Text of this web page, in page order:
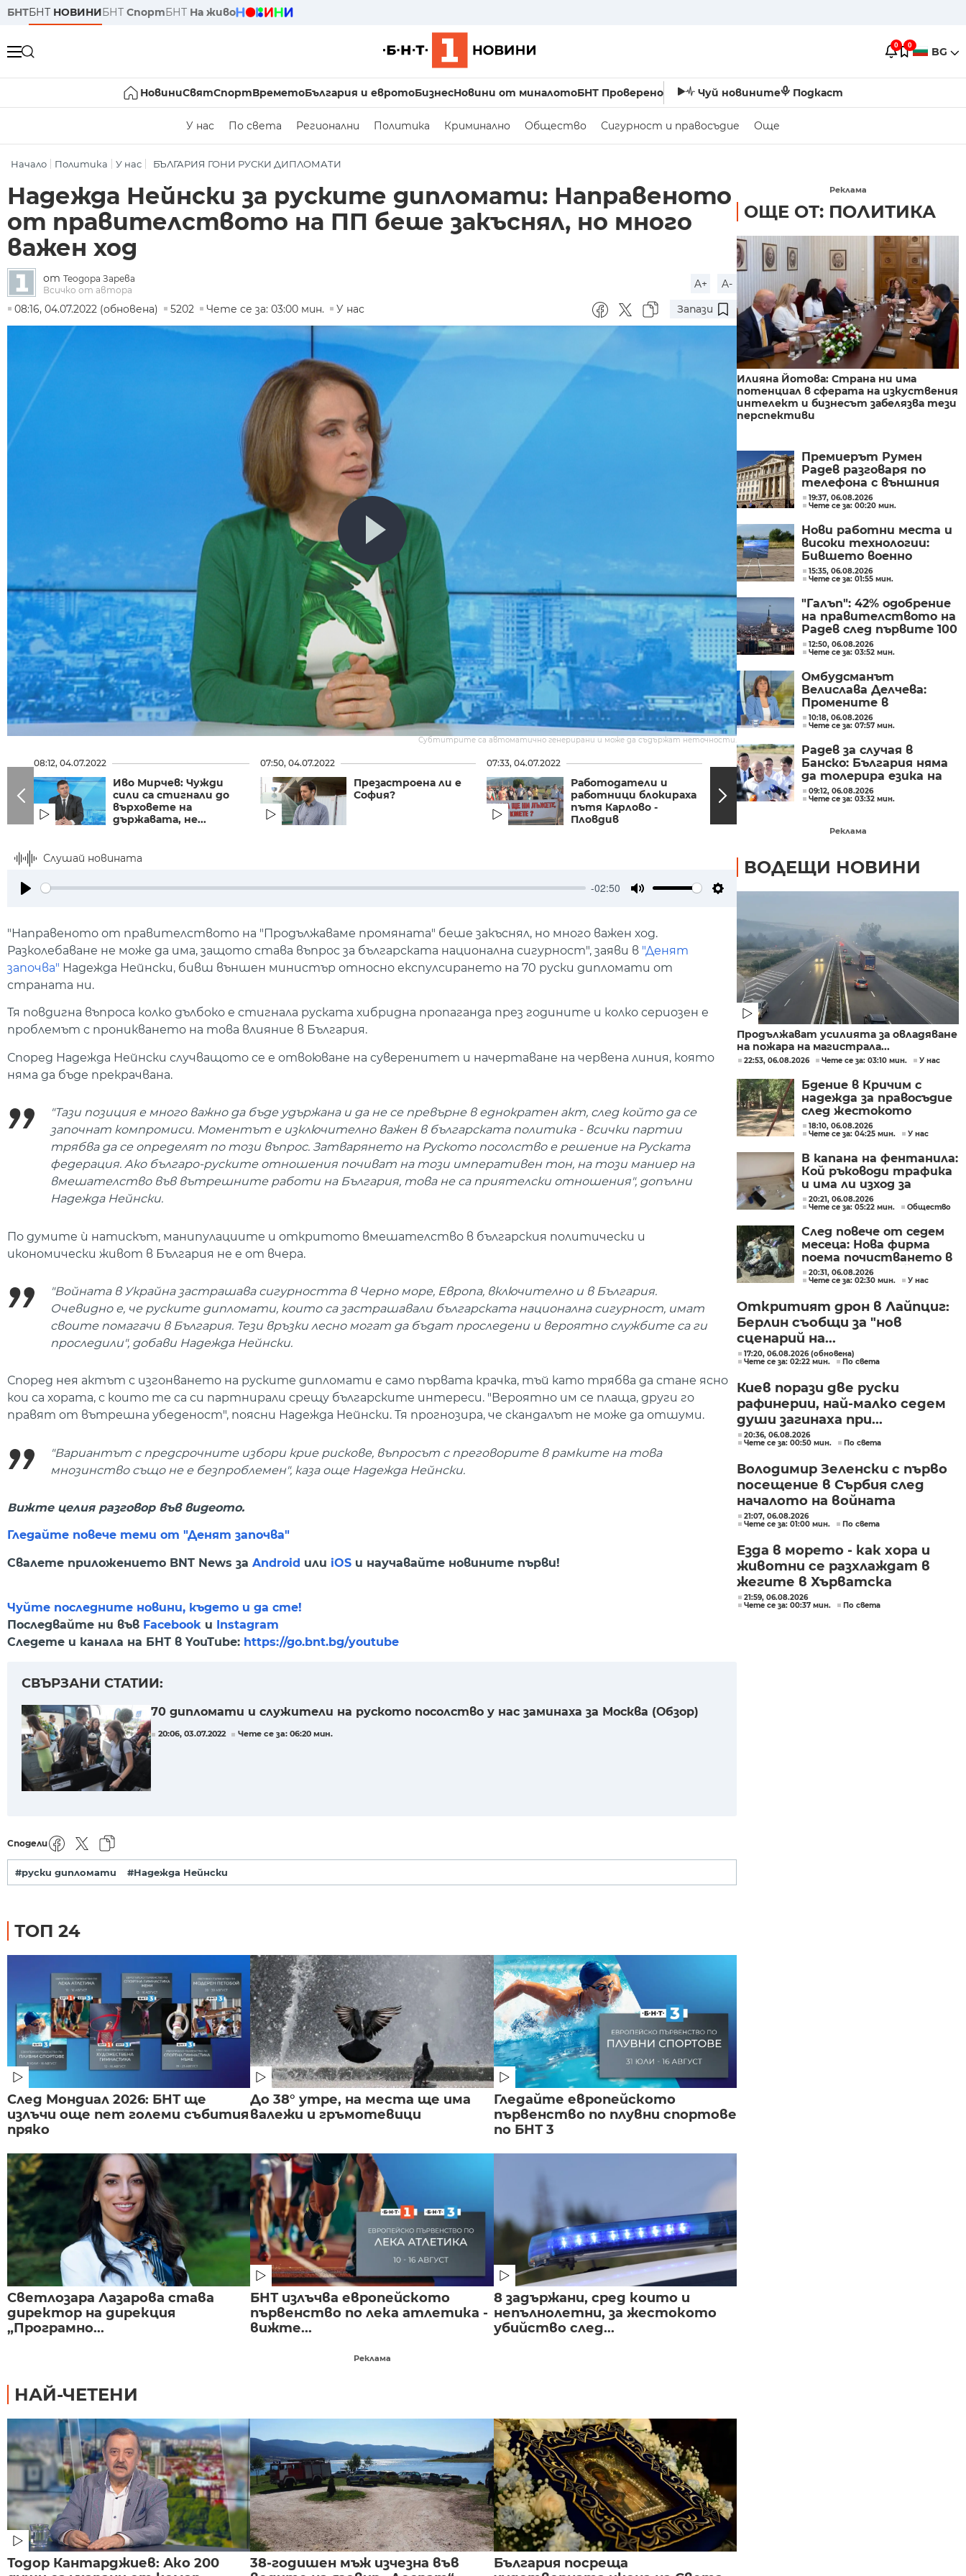
БНТБНТ НОВИНИБНТ СпортБНТ На живо
0 0 BG
НовиниСвятСпортВреметоБългария и евротоБизнесНовини от миналотоБНТ Проверено Чуй новините Подкаст
У нас По света Регионални Политика Криминално Общество Сигурност и правосъдие Още
Начало Политика У нас БЪЛГАРИЯ ГОНИ РУСКИ ДИПЛОМАТИ
Надежда Нейнски за руските дипломати: Направеното
от правителството на ПП беше закъснял, но много
важен ход
от Теодора Зарева
Всичко от автора
A+
A-
08:16, 04.07.2022 (обновена)
5202 Чете се за: 03:00 мин. У нас Запази
Субтитрите са автоматично генерирани и може да съдържат неточности.
08:12, 04.07.2022
Иво Мирчев: Чужди
сили са стигнали до
върховете на
държавата, не...
07:50, 04.07.2022
Презастроена ли е
София?
07:33, 04.07.2022
Работодатели и
работници блокираха
пътя Карлово -
Пловдив
07:18, 04.07.2022
Галя Захариева е
новият кмет на
Нова Загора
Слушай новината
-02:50
"Направеното от правителството на "Продължаваме промяната" беше закъснял, но много важен ход.
Разколебаване не може да има, защото става въпрос за българската национална сигурност", заяви в "Денят
започва" Надежда Нейнски, бивш външен министър относно експулсирането на 70 руски дипломати от
страната ни.
Тя повдигна въпроса колко дълбоко е стигнала руската хибридна пропаганда през годините и колко сериозен е
проблемът с проникването на това влияние в България.
Според Надежда Нейнски случващото се е отвоюване на суверенитет и начертаване на червена линия, която
няма да бъде прекрачвана.
"Тази позиция е много важно да бъде удържана и да не се превърне в еднократен акт, след който да се
започнат компромиси. Моментът е изключително важен в българската политика - всички партии
трябва да се определят по този въпрос. Затварянето на Руското посолство е решение на Руската
федерация. Ако българо-руските отношения почиват на този императивен тон, на този маниер на
вмешателство във вътрешните работи на България, това не са приятелски отношения", допълни
Надежда Нейнски.
По думите ѝ натискът, манипулациите и откритото вмешателство в българския политически и
икономически живот в България не е от вчера.
"Войната в Украйна застрашава сигурността в Черно море, Европа, включително и в България.
Очевидно е, че руските дипломати, които са застрашавали българската национална сигурност, имат
своите помагачи в България. Тези връзки лесно могат да бъдат проследени и вероятно службите са ги
проследили", добави Надежда Нейнски.
Според нея актът с изгонването на руските дипломати е само първата крачка, тъй като трябва да стане ясно
кои са хората, с които те са си партнирали срещу българските интереси. "Вероятно им се плаща, други го
правят от вътрешна убеденост", поясни Надежда Нейнски. Тя прогнозира, че скандалът не може да отшуми.
"Вариантът с предсрочните избори крие рискове, въпросът с преговорите в рамките на това
мнозинство също не е безпроблемен", каза още Надежда Нейнски.
Вижте целия разговор във видеото.
Гледайте повече теми от "Денят започва"
Свалете приложението BNT News за Android или iOS и научавайте новините първи!
Чуйте последните новини, където и да сте!
Последвайте ни във Facebook и
Instagram
Следете и канала на БНТ в YouTube: https://go.bnt.bg/youtube
СВЪРЗАНИ СТАТИИ:
70 дипломати и служители на руското посолство у нас заминаха за Москва (Обзор)
20:06, 03.07.2022 Чете се за: 06:20 мин.
Сподели
#руски дипломати #Надежда Нейнски
ТОП 24
След Мондиал 2026: БНТ ще
излъчи още пет големи събития
пряко
До 38° утре, на места ще има
валежи и гръмотевици
Гледайте европейското
първенство по плувни спортове
по БНТ 3
Светлозара Лазарова става
директор на дирекция
„Програмно...
БНТ излъчва европейското
първенство по лека атлетика -
вижте...
8 задържани, сред които и
непълнолетни, за жестокото
убийство след...
Реклама
НАЙ-ЧЕТЕНИ
Тодор Кантарджиев: Ако 200
38-годишен мъж изчезна във
България посреща
Реклама
ОЩЕ ОТ: ПОЛИТИКА
Илияна Йотова: Страна ни има
потенциал в сферата на изкуствения
интелект и бизнесът забелязва тези
перспективи
Премиерът Румен
Радев разговаря по
телефона с външния
министър на
Великобритания Ед
Милибанд
19:37, 06.08.2026
Чете се за: 00:20 мин.
Нови работни места и
високи технологии:
Бившето военно
летище в Доброславци
се превръща в голям
космически център
15:35, 06.08.2026
Чете се за: 01:55 мин.
"Галъп": 42% одобрение
на правителството на
Радев след първите 100
дни управление
12:50, 06.08.2026
Чете се за: 03:52 мин.
Омбудсманът
Велислава Делчева:
Промените в
трудовото
законодателство не
могат да се правят
през бюджета
10:18, 06.08.2026
Чете се за: 07:57 мин.
Радев за случая в
Банско: България няма
да толерира езика на
омразата
09:12, 06.08.2026
Чете се за: 03:32 мин.
Реклама
ВОДЕЩИ НОВИНИ
Продължават усилията за овладяване
на пожара на магистрала...
22:53, 06.08.2026 Чете се за: 03:10 мин. У нас
Бдение в Кричим с
надежда за правосъдие
след жестокото
убийство на млад мъж
в Пловдив от
18:10, 06.08.2026
Чете се за: 04:25 мин.
У нас
В капана на фентанила:
Кой ръководи трафика
и има ли изход за
пристрастените?
20:21, 06.08.2026
Чете се за: 05:22 мин.
Общество
След повече от седем
месеца: Нова фирма
поема почистването в
столичните райони
"Слатина", "Подуяне" и
20:31, 06.08.2026
Чете се за: 02:30 мин.
У нас
Откритият дрон в Лайпциг:
Берлин съобщи за "нов
сценарий на...
17:20, 06.08.2026 (обновена)
Чете се за: 02:22 мин.
По света
Киев порази две руски
рафинерии, най-малко седем
души загинаха при...
20:36, 06.08.2026
Чете се за: 00:50 мин.
По света
Володимир Зеленски с първо
посещение в Сърбия след
началото на войната
21:07, 06.08.2026
Чете се за: 01:00 мин.
По света
Езда в морето - как хора и
животни се разхлаждат в
жегите в Хърватска
21:59, 06.08.2026
Чете се за: 00:37 мин.
По света